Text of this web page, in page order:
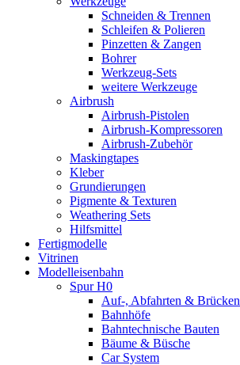
Schneiden & Trennen
Schleifen & Polieren
Pinzetten & Zangen
Bohrer
Werkzeug-Sets
weitere Werkzeuge
Airbrush
Airbrush-Pistolen
Airbrush-Kompressoren
Airbrush-Zubehör
Maskingtapes
Kleber
Grundierungen
Pigmente & Texturen
Weathering Sets
Hilfsmittel
Fertigmodelle
Vitrinen
Modelleisenbahn
Spur H0
Auf-, Abfahrten & Brücken
Bahnhöfe
Bahntechnische Bauten
Bäume & Büsche
Car System